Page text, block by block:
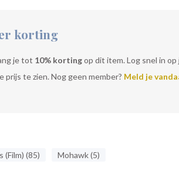
korting
je tot 10% kortingop dit item. Log snel in op
prijs te zien. Nog geen member? Meld je
(Film) (85) Mohawk (5)